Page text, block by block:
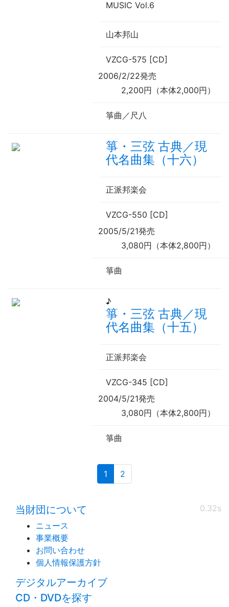
MUSIC Vol.6
山本邦山
VZCG-575 [CD]
2006/2/22発売
2,200円（本体2,000円）
箏曲／尺八
箏・三弦 古典／現
代名曲集（十六）
正派邦楽会
VZCG-550 [CD]
2005/5/21発売
3,080円（本体2,800円）
箏曲
♪
箏・三弦 古典／現
代名曲集（十五）
正派邦楽会
VZCG-345 [CD]
2004/5/21発売
3,080円（本体2,800円）
箏曲
1 (current)
2
0.32s
当財団について
ニュース
事業概要
お問い合わせ
個人情報保護方針
デジタルアーカイブ
CD・DVDを探す